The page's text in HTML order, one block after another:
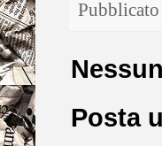
Pubblicato
Posta